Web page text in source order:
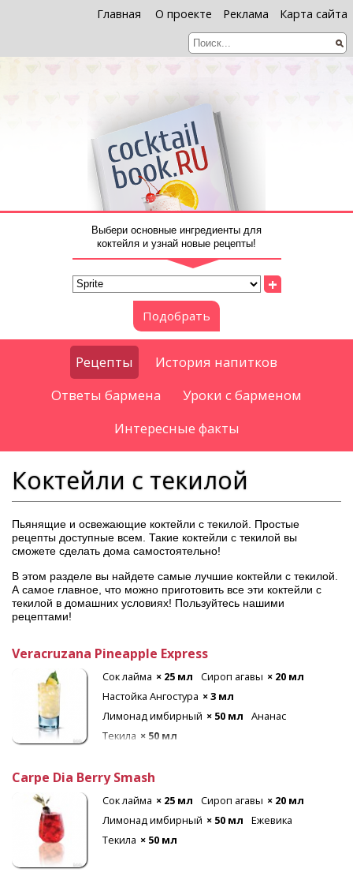
Главная О проекте Реклама Карта сайта
Выбери основные ингредиенты для
коктейля и узнай новые рецепты!
+
Подобрать
Рецепты
История напитков
Ответы бармена
Уроки с барменом
Интересные факты
Коктейли с текилой
Пьянящие и освежающие коктейли с текилой. Простые
рецепты доступные всем. Такие коктейли с текилой вы
сможете сделать дома самостоятельно!
В этом разделе вы найдете самые лучшие коктейли с текилой.
А самое главное, что можно приготовить все эти коктейли с
текилой в домашних условиях! Пользуйтесь нашими
рецептами!
Veracruzana Pineapple Express
Сок лайма × 25 мл Сироп агавы × 20 мл
Настойка Ангостура × 3 мл
Лимонад имбирный × 50 мл
Ананас
Текила × 50 мл
Carpe Dia Berry Smash
Сок лайма × 25 мл Сироп агавы × 20 мл
Лимонад имбирный × 50 мл
Ежевика
Текила × 50 мл